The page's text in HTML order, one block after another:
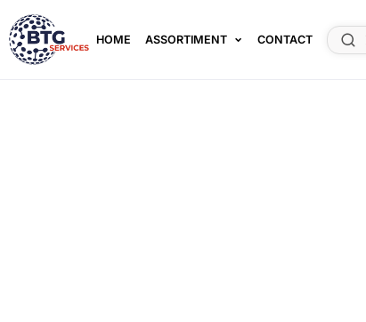
HOME ASSORTIMENT CONTACT